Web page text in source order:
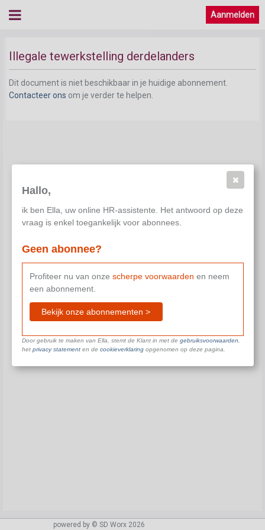
Aanmelden
Illegale tewerkstelling derdelanders
Dit document is niet beschikbaar in je huidige abonnement.
Contacteer ons om je verder te helpen.
powered by © SD Worx 2026
Hallo,
ik ben Ella, uw online HR-assistente. Het antwoord op deze
vraag is enkel toegankelijk voor abonnees.
Geen abonnee?
Profiteer nu van onze scherpe voorwaarden en neem
een abonnement.
Bekijk onze abonnementen >
Door gebruik te maken van Ella, stemt de Klant in met de gebruiksvoorwaarden
het privacy statementen de cookieverklaringopgenomen op deze pagina.